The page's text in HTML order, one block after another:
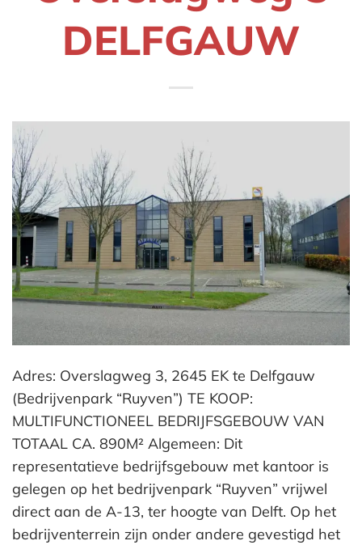
DELFGAUW
Adres: Overslagweg 3, 2645 EK te Delfgauw
(Bedrijvenpark “Ruyven”) TE KOOP:
MULTIFUNCTIONEEL BEDRIJFSGEBOUW VAN
TOTAAL CA. 890M² Algemeen: Dit
representatieve bedrijfsgebouw met kantoor is
gelegen op het bedrijvenpark “Ruyven” vrijwel
direct aan de A-13, ter hoogte van Delft. Op het
bedrijventerrein zijn onder andere gevestigd het